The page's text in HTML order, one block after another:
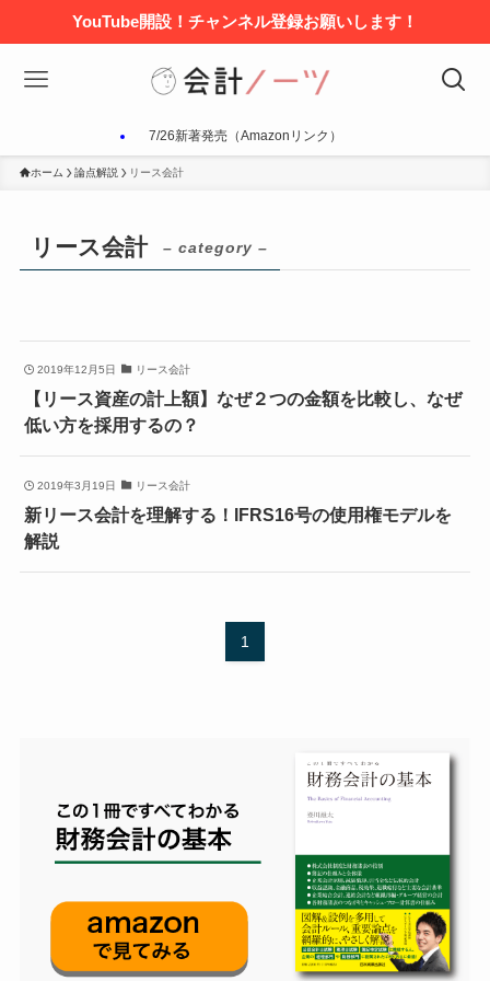
YouTube開設！チャンネル登録お願いします！
7/26新著発売（Amazonリンク）
ホーム 論点解説 リース会計
リース会計 – category –
2019年12月5日 リース会計
【リース資産の計上額】なぜ２つの金額を比較し、なぜ
低い方を採用するの？
2019年3月19日 リース会計
新リース会計を理解する！IFRS16号の使用権モデルを
解説
1